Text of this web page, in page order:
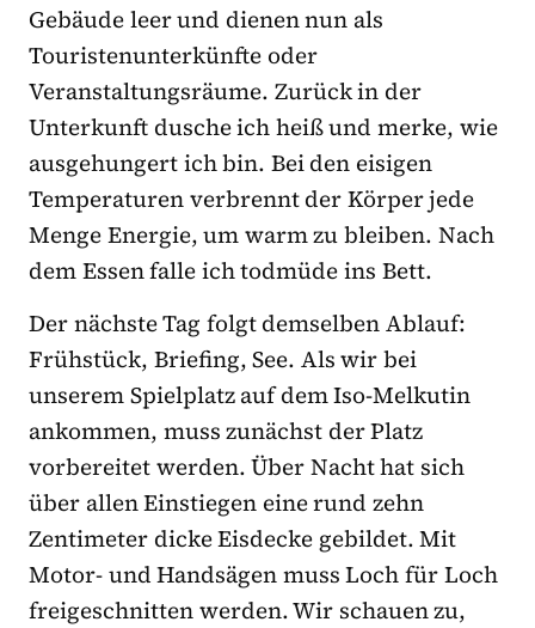
Gebäude leer und dienen nun als
Touristenunterkünfte oder
Veranstaltungsräume. Zurück in der
Unterkunft dusche ich heiß und merke, wie
ausgehungert ich bin. Bei den eisigen
Temperaturen verbrennt der Körper jede
Menge Energie, um warm zu bleiben. Nach
dem Essen falle ich todmüde ins Bett.
Der nächste Tag folgt demselben Ablauf:
Frühstück, Briefing, See. Als wir bei
unserem Spielplatz auf dem Iso-Melkutin
ankommen, muss zunächst der Platz
vorbereitet werden. Über Nacht hat sich
über allen Einstiegen eine rund zehn
Zentimeter dicke Eisdecke gebildet. Mit
Motor- und Handsägen muss Loch für Loch
freigeschnitten werden. Wir schauen zu,